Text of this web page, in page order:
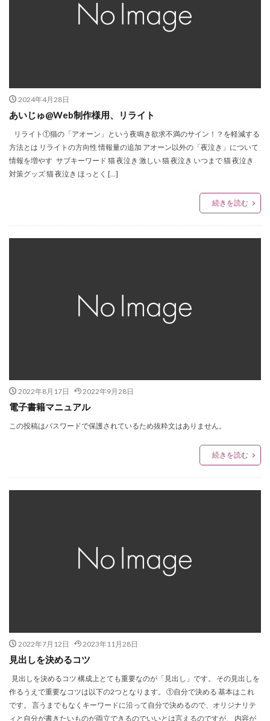
2024年4月28日
あいじゅ@Web制作様用、リライト
リライト①猫の「アオーン」という夜鳴き欲求不満のサイン！？を軽減する
方法とは リライトの方向性 情報量の追加 アオーン以外の「夜泣き」について
情報を増やす サブキーワード 猫 夜泣き 激しい 猫 夜泣き いつまで 猫 夜泣き
対策グッズ 猫 夜泣き ほっとく […]
続きを読む
2022年8月17日 2022年9月28日
電子書籍マニュアル
この投稿はパスワードで保護されているため抜粋文はありません。
続きを読む
2022年7月12日 2023年11月28日
見出しを決めるコツ
見出しを決めるコツ 構成上とても重要なのが「見出し」です。 その見出しを
作るうえで重要なコツは以下の2つとなります。 ①自分で決める 基本はこれ
です。 言うまでもなくキーワードに沿って自分で決めるので、オリジナリテ
ィと自分が書きたいものが両立できるのでいいとは言えるのですが、 内容が